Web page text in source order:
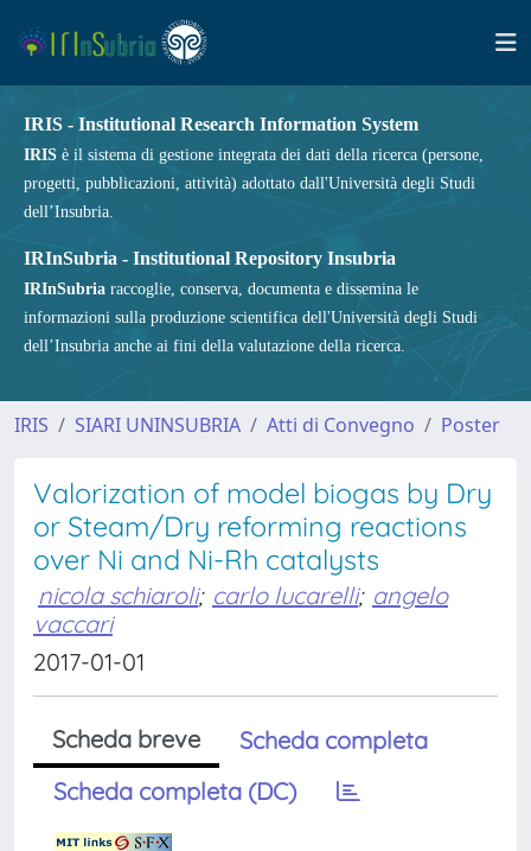
IRIS - Institutional Research Information System
IRIS è il sistema di gestione integrata dei dati della ricerca (persone,
progetti, pubblicazioni, attività) adottato dall'Università degli Studi
dell’Insubria.
IRInSubria - Institutional Repository Insubria
IRInSubria raccoglie, conserva, documenta e dissemina le
informazioni sulla produzione scientifica dell'Università degli Studi
dell’Insubria anche ai fini della valutazione della ricerca.
IRIS SIARI UNINSUBRIA Atti di Convegno Poster
Valorization of model biogas by Dry
or Steam/Dry reforming reactions
over Ni and Ni-Rh catalysts
nicola schiaroli; carlo lucarelli; angelo
vaccari
2017-01-01
Scheda breve
Scheda completa
Scheda completa (DC)